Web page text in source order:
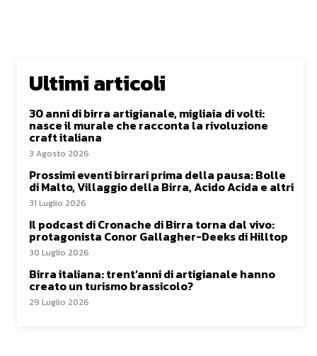
Ultimi articoli
30 anni di birra artigianale, migliaia di volti:
nasce il murale che racconta la rivoluzione
craft italiana
3 Agosto 2026
Prossimi eventi birrari prima della pausa: Bolle
di Malto, Villaggio della Birra, Acido Acida e altri
31 Luglio 2026
Il podcast di Cronache di Birra torna dal vivo:
protagonista Conor Gallagher-Deeks di Hilltop
30 Luglio 2026
Birra italiana: trent’anni di artigianale hanno
creato un turismo brassicolo?
29 Luglio 2026